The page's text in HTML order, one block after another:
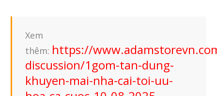
Xem
thêm: https://
discussion/1gom-tan-dung-
khuyen-mai-nha-cai-toi-uu-